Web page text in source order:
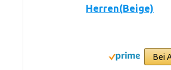
Herren(Beige)
Bei